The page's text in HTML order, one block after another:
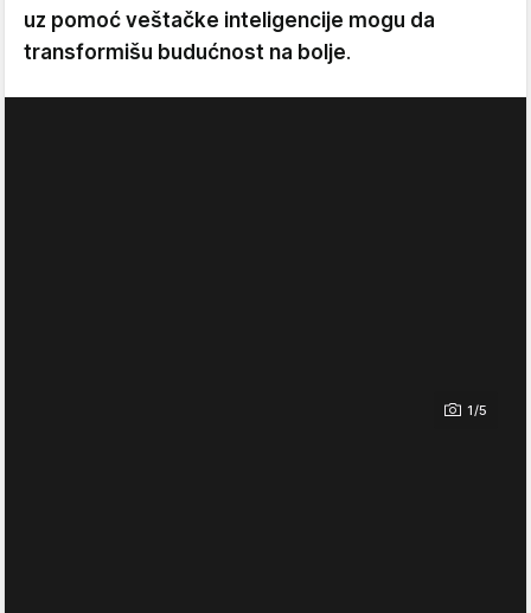
uz pomoć veštačke inteligencije mogu da
transformišu budućnost na bolje.
1/5